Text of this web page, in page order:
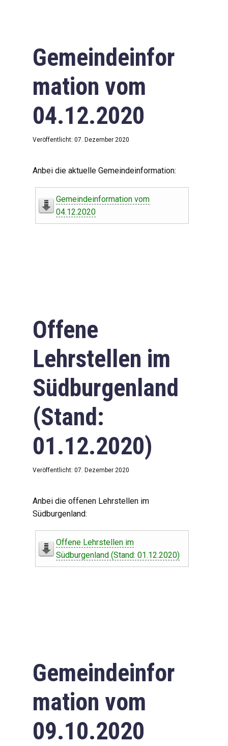
Gemeindeinfor
mation vom
04.12.2020
Veröffentlicht: 07. Dezember 2020
Anbei die aktuelle Gemeindeinformation:
Gemeindeinformation vom
04.12.2020
Offene
Lehrstellen im
Südburgenland
(Stand:
01.12.2020)
Veröffentlicht: 07. Dezember 2020
Anbei die offenen Lehrstellen im
Südburgenland:
Offene Lehrstellen im
Südburgenland (Stand: 01.12.2020)
Gemeindeinfor
mation vom
09.10.2020